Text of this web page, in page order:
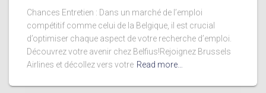
Chances Entretien : Dans un marché de l’emploi
compétitif comme celui de la Belgique, il est crucial
d’optimiser chaque aspect de votre recherche d’emploi.
Découvrez votre avenir chez Belfius!Rejoignez Brussels
Airlines et décollez vers votre Read more…